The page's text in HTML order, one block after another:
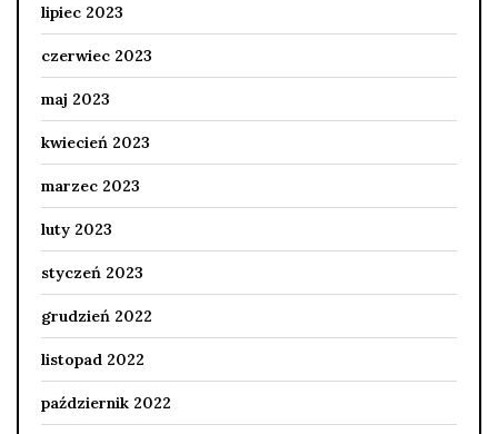
lipiec 2023
czerwiec 2023
maj 2023
kwiecień 2023
marzec 2023
luty 2023
styczeń 2023
grudzień 2022
listopad 2022
październik 2022